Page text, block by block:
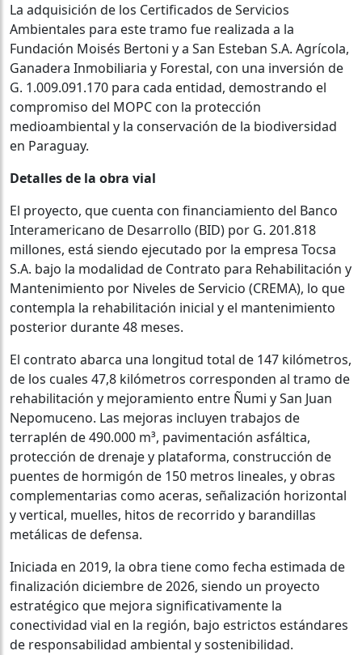
La adquisición de los Certificados de Servicios
Ambientales para este tramo fue realizada a la
Fundación Moisés Bertoni y a San Esteban S.A. Agrícola,
Ganadera Inmobiliaria y Forestal, con una inversión de
G. 1.009.091.170 para cada entidad, demostrando el
compromiso del MOPC con la protección
medioambiental y la conservación de la biodiversidad
en Paraguay.
Detalles de la obra vial
El proyecto, que cuenta con financiamiento del Banco
Interamericano de Desarrollo (BID) por G. 201.818
millones, está siendo ejecutado por la empresa Tocsa
S.A. bajo la modalidad de Contrato para Rehabilitación y
Mantenimiento por Niveles de Servicio (CREMA), lo que
contempla la rehabilitación inicial y el mantenimiento
posterior durante 48 meses.
El contrato abarca una longitud total de 147 kilómetros,
de los cuales 47,8 kilómetros corresponden al tramo de
rehabilitación y mejoramiento entre Ñumi y San Juan
Nepomuceno. Las mejoras incluyen trabajos de
terraplén de 490.000 m³, pavimentación asfáltica,
protección de drenaje y plataforma, construcción de
puentes de hormigón de 150 metros lineales, y obras
complementarias como aceras, señalización horizontal
y vertical, muelles, hitos de recorrido y barandillas
metálicas de defensa.
Iniciada en 2019, la obra tiene como fecha estimada de
finalización diciembre de 2026, siendo un proyecto
estratégico que mejora significativamente la
conectividad vial en la región, bajo estrictos estándares
de responsabilidad ambiental y sostenibilidad.